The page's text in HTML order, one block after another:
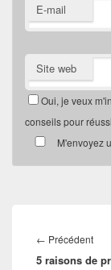
E-mail
Site web
Oui, je veux
conseils pour
M'envoyez
de
l’article
← Précédent
5 raisons de